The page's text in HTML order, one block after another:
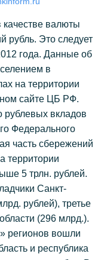
валюты
рубль. Это следует
года. Данные об
в
на территории
сайте ЦБ РФ.
рублевых вкладов
Федерального
часть сбережений
территории
5 трлн. рублей.
Санкт-
рублей), третье
(296 млрд.).
регионов вошли
и республика